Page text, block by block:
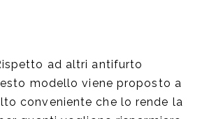
ad altri antifurto
modello viene proposto a
conveniente che lo rende la